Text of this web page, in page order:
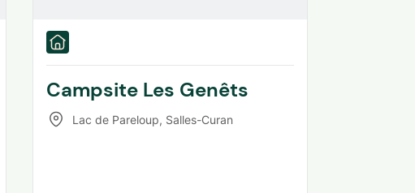
Campsite Les Genêts
Lac de Pareloup, Salles-Curan